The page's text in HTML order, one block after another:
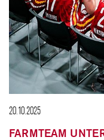
20.10.2025
FARMTEAM